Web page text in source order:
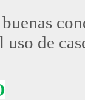
de